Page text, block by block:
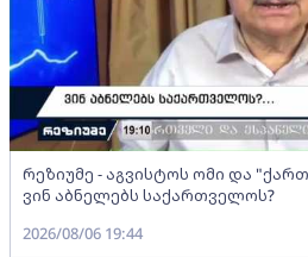
რეზიუმე - აგვისტოს ომი და
ვინ აბნელებს საქართველოს?
2026/08/06 19:44